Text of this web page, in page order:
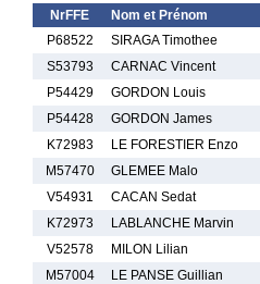
NrFFE Nom et Prénom
P68522
SIRAGA Timothee
S53793
CARNAC Vincent
P54429
GORDON Louis
P54428
GORDON James
K72983
LE FORESTIER Enzo
M57470
GLEMEE Malo
V54931
CACAN Sedat
K72973
LABLANCHE Marvin
V52578
MILON Lilian
M57004
LE PANSE Guillian